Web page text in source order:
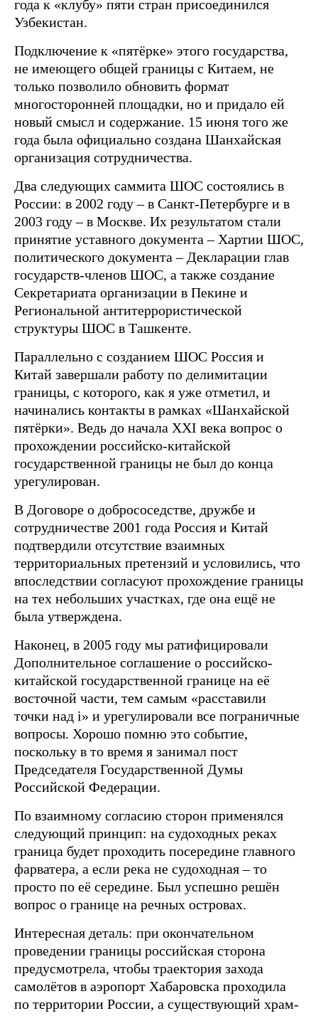
года к «клубу» пяти стран присоединился
Узбекистан.
Подключение к «пятёрке» этого государства,
не имеющего общей границы с Китаем, не
только позволило обновить формат
многосторонней площадки, но и придало ей
новый смысл и содержание. 15 июня того же
года была официально создана Шанхайская
организация сотрудничества.
Два следующих саммита ШОС состоялись в
России: в 2002 году – в Санкт-Петербурге и в
2003 году – в Москве. Их результатом стали
принятие уставного документа – Хартии ШОС,
политического документа – Декларации глав
государств-членов ШОС, а также создание
Секретариата организации в Пекине и
Региональной антитеррористической
структуры ШОС в Ташкенте.
Параллельно с созданием ШОС Россия и
Китай завершали работу по делимитации
границы, с которого, как я уже отметил, и
начинались контакты в рамках «Шанхайской
пятёрки». Ведь до начала XXI века вопрос о
прохождении российско-китайской
государственной границы не был до конца
урегулирован.
В Договоре о добрососедстве, дружбе и
сотрудничестве 2001 года Россия и Китай
подтвердили отсутствие взаимных
территориальных претензий и условились, что
впоследствии согласуют прохождение границы
на тех небольших участках, где она ещё не
была утверждена.
Наконец, в 2005 году мы ратифицировали
Дополнительное соглашение о российско-
китайской государственной границе на её
восточной части, тем самым «расставили
точки над i» и урегулировали все пограничные
вопросы. Хорошо помню это событие,
поскольку в то время я занимал пост
Председателя Государственной Думы
Российской Федерации.
По взаимному согласию сторон применялся
следующий принцип: на судоходных реках
граница будет проходить посередине главного
фарватера, а если река не судоходная – то
просто по её середине. Был успешно решён
вопрос о границе на речных островах.
Интересная деталь: при окончательном
проведении границы российская сторона
предусмотрела, чтобы траектория захода
самолётов в аэропорт Хабаровска проходила
по территории России, а существующий храм-